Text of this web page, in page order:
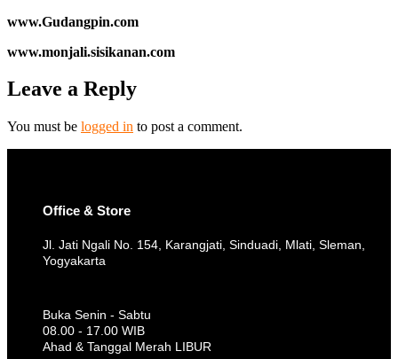
www.Gudangpin.com
www.monjali.sisikanan.com
Leave a Reply
You must be logged in to post a comment.
Office & Store
Jl. Jati Ngali No. 154, Karangjati, Sinduadi, Mlati, Sleman,
Yogyakarta
Buka Senin - Sabtu
08.00 - 17.00 WIB
Ahad & Tanggal Merah LIBUR